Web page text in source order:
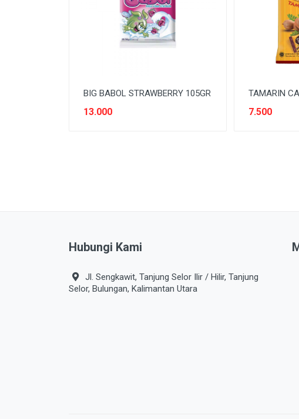
BIG BABOL STRAWBERRY 105GR
13.000
TAMARIN
7.500
Hubungi Kami
Jl. Sengkawit, Tanjung Selor Ilir / Hilir, Tanjung
Selor, Bulungan, Kalimantan Utara